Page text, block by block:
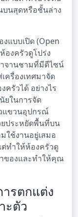
บนสุดหรือชั้นล่าง
แบบเปิด (Open
องครัวดูโปร่ง
จานชามที่มีดีไซน์
ครื่องเทศมาจัด
ครัวได้ อย่างไร
ยในการจัด
วแขวนอุปกรณ์
ยประหยัดพื้นที่บน
ใช้งานอยู่เสมอ
ต่ทำให้ห้องครัวดู
ของและทำให้คุณ
รตกแต่ง
ะตัว